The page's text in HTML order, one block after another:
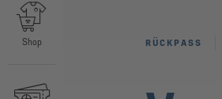
Shop RÜCKPASS